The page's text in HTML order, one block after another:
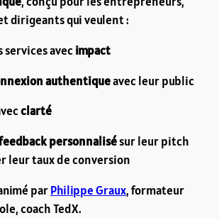
dirigeants qui veulent :
avec impact
authentiqueavec leur public
clarté
personnalisésur leur pitch
leur taux de conversion
parPhilippe Graux, formateur
coach TedX.